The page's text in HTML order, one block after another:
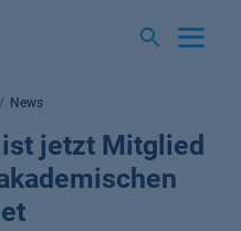
News
jetzt Mitglied